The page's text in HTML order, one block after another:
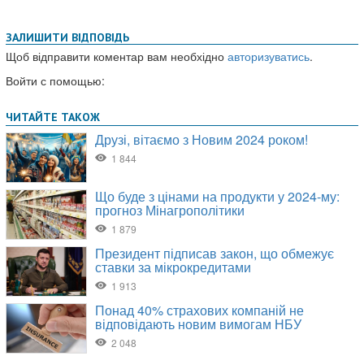
ЗАЛИШИТИ ВІДПОВІДЬ
Щоб відправити коментар вам необхідно авторизуватись.
Войти с помощью: